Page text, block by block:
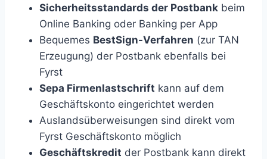
Sicherheitsstandards der Postbank beim
Online Banking oder Banking per App
Bequemes BestSign-Verfahren (zur TAN
Erzeugung) der Postbank ebenfalls bei
Fyrst
Sepa Firmenlastschrift kann auf dem
Geschäftskonto eingerichtet werden
Auslandsüberweisungen sind direkt vom
Fyrst Geschäftskonto möglich
Geschäftskredit der Postbank kann direkt